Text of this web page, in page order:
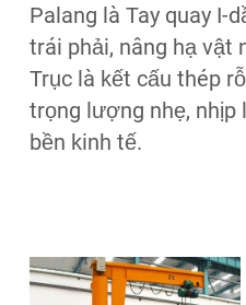
Palang là Tay quay I-
trái phải, nâng hạ vật
Trục là kết cấu thép
trọng lượng nhẹ, nhịp
bền kinh tế.